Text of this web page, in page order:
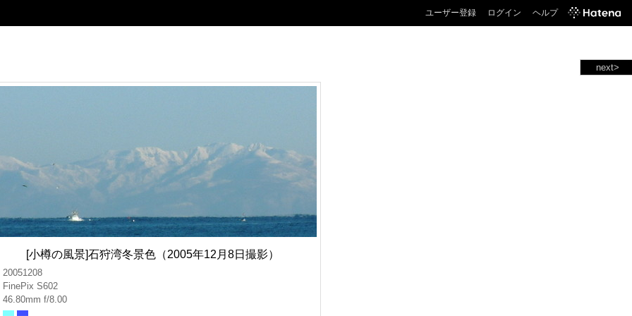
ユーザー登録 ログイン ヘルプ
next>
[小樽の風景]石狩湾冬景色（2005年12月8日撮影）
20051208
FinePix S602
46.80mm f/8.00